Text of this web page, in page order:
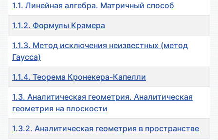
1.1. Линейная алгебра. Матричный способ
1.1.2. Формулы Крамера
1.1.3. Метод исключения неизвестных (метод
Гаусса)
1.1.4. Теорема Кронекера-Капелли
1.3. Аналитическая геометрия. Аналитическая
геометрия на плоскости
1.3.2. Аналитическая геометрия в пространстве